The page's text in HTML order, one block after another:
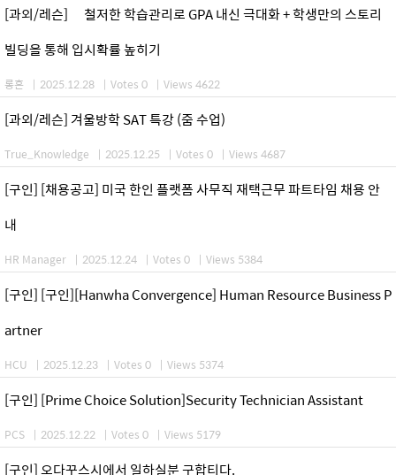
[과외/레슨] 철저한 학습관리로 GPA 내신 극대화 + 학생만의 스토리
빌딩을 통해 입시확률 높히기
롱혼 | 2025.12.28 | Votes 0 | Views 4622
[과외/레슨] 겨울방학 SAT 특강 (줌 수업)
True_Knowledge | 2025.12.25 | Votes 0 | Views 4687
[구인] [채용공고] 미국 한인 플랫폼 사무직 재택근무 파트타임 채용 안
내
HR Manager | 2025.12.24 | Votes 0 | Views 5384
[구인] [구인][Hanwha Convergence] Human Resource Business P
artner
HCU | 2025.12.23 | Votes 0 | Views 5374
[구인] [Prime Choice Solution]Security Technician Assistant
PCS | 2025.12.22 | Votes 0 | Views 5179
[구인] 오다꾸스시에서 일하실분 구합티다.